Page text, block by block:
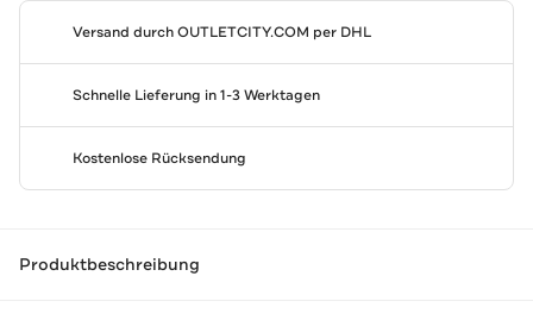
Versand durchOUTLETCITY.COM per DHL
Schnelle Lieferung in 1-3 Werktagen
Kostenlose Rücksendung
Produktbeschreibung